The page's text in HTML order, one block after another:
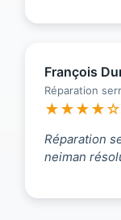
François
Réparation
★★★★☆
Réparation
neiman